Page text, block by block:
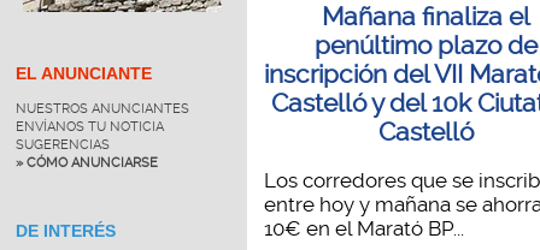
EL ANUNCIANTE
NUESTROS ANUNCIANTES
ENVÍANOS TU NOTICIA
SUGERENCIAS
» CÓMO ANUNCIARSE
DE INTERÉS
Mañana finaliza el
penúltimo plazo de
inscripción del VII
Castelló y del 10k
Castelló
Los corredores que se
entre hoy y mañana se
10€ en el Marató BP...